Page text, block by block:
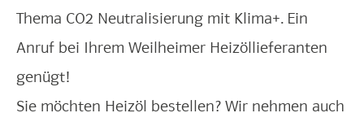
Thema CO2 Neutralisierung mit Klima+. Ein
Anruf bei Ihrem Weilheimer Heizöllieferanten
genügt!
Sie möchten Heizöl bestellen? Wir nehmen auch